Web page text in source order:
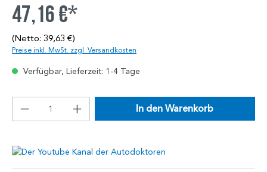
47,16 €*
(Netto: 39,63 €)
Preise inkl. MwSt. zzgl. Versandkosten
Verfügbar, Lieferzeit: 1-4 Tage
In den Warenkorb